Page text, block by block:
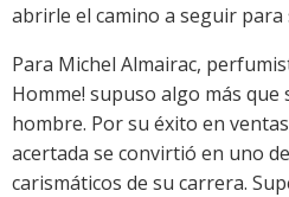
abrirle el camino a seguir
Para Michel Almairac,
Homme! supuso algo más
hombre. Por su éxito en
acertada se convirtió en uno
carismáticos de su carrera.